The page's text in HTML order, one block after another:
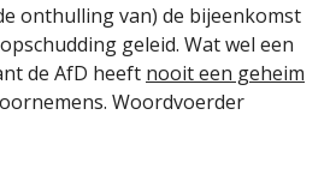
onthulling van) de bijeenkomst
geleid. Wat wel een
de AfD heeft nooit een geheim
Woordvoerder